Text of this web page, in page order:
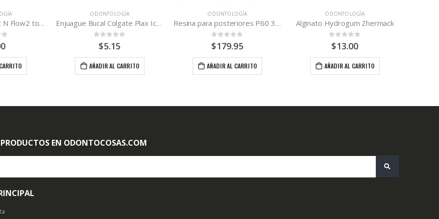
Enjuague Bucal Colgate Plax Ice 250ml
ODONTOLOGÍA
Resina para posteriores P60 3M ESPE Kit
out of 5
179.95
AÑADIR AL CARRITO
ODONTOLOGÍA
Alginato Hydrogum Zhermack
0out of 5
$13.00
AÑADIR AL CARRITO
AÑADIR AL CARRITO
EN ODONTOCOSAS.COM